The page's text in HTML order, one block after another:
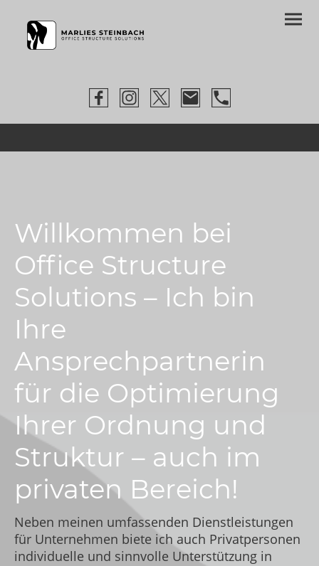
Willkommen bei
Office Structure
Solutions – Ich bin
Ihre
Ansprechpartnerin
für die Optimierung
Ihrer Ordnung und
Struktur – auch im
privaten Bereich!
Neben meinen umfassenden Dienstleistungen
für Unternehmen biete ich auch Privatpersonen
individuelle und sinnvolle Unterstützung in